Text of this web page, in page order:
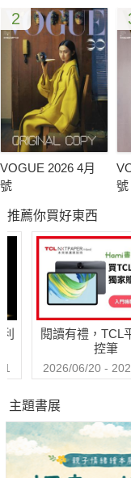
2
VOGUE 2026 4月
號
號
推薦你買好東西
閱讀有禮，TCL
控筆
2026/06/20 -
主題書展